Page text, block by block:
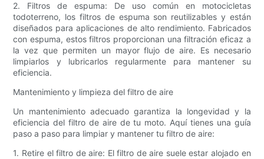
2. Filtros de espuma: De uso común en motocicletas
todoterreno, los filtros de espuma son reutilizables y están
diseñados para aplicaciones de alto rendimiento. Fabricados
con espuma, estos filtros proporcionan una filtración eficaz a
la vez que permiten un mayor flujo de aire. Es necesario
limpiarlos y lubricarlos regularmente para mantener su
eficiencia.
Mantenimiento y limpieza del filtro de aire
Un mantenimiento adecuado garantiza la longevidad y la
eficiencia del filtro de aire de tu moto. Aquí tienes una guía
paso a paso para limpiar y mantener tu filtro de aire:
1. Retire el filtro de aire: El filtro de aire suele estar alojado en